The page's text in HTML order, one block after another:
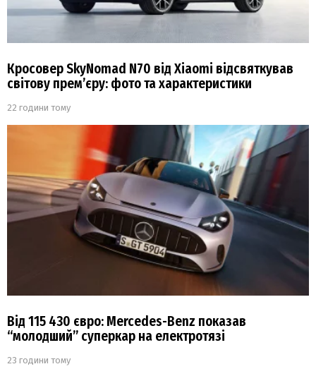
Кросовер SkyNomad N70 від Xiaomi відсвяткував
світову прем’єру: фото та характеристики
22 години тому
Від 115 430 євро: Mercedes-Benz показав
“молодший” суперкар на електротязі
23 години тому